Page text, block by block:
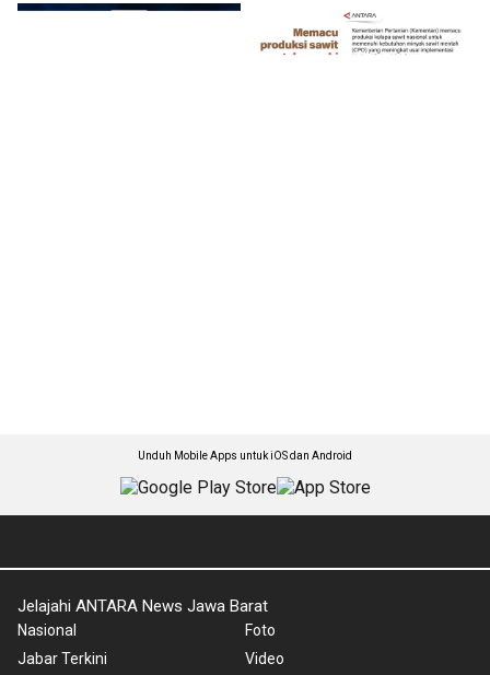
Unduh Mobile Apps untuk iOS dan Android
Jelajahi ANTARA News Jawa Barat
Nasional
Jabar Terkini
Foto
Video